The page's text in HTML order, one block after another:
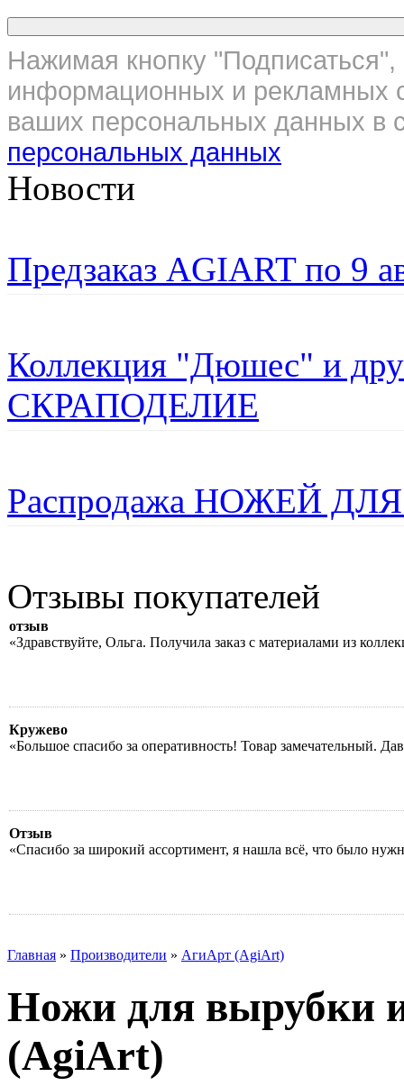
Нажимая кнопку
информационных и рекламных
ваших персональных данных в
персональных данных
Новости
Предзаказ AGIART по 9
Коллекция "Дюшес" и
СКРАПОДЕЛИЕ
Распродажа НОЖЕЙ
Отзывы покупателей
отзыв
«Здравствуйте, Ольга. Получила заказ с материалами из
Кружево
«Большое спасибо за оперативность! Товар замечательный.
Отзыв
«Спасибо за широкий ассортимент, я нашла всё, что было
Главная » Производители » АгиАрт (AgiArt)
Ножи для вырубки
(AgiArt)